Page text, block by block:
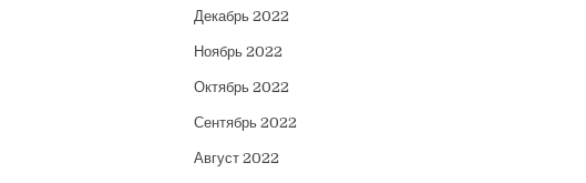
Декабрь 2022
Ноябрь 2022
Октябрь 2022
Сентябрь 2022
Август 2022